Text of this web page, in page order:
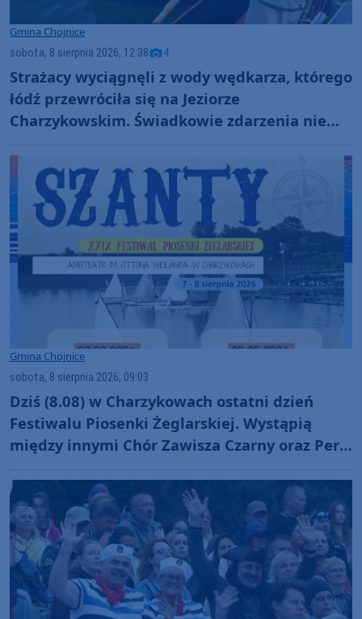
Gmina Chojnice
sobota, 8 sierpnia 2026, 12:38 4
Strażacy wyciągnęli z wody wędkarza, którego
łódź przewróciła się na Jeziorze
Charzykowskim. Świadkowie zdarzenia nie
Gmina Chojnice
sobota, 8 sierpnia 2026, 09:03
Dziś (8.08) w Charzykowach ostatni dzień
Festiwalu Piosenki Żeglarskiej. Wystąpią
między innymi Chór Zawisza Czarny oraz Perły